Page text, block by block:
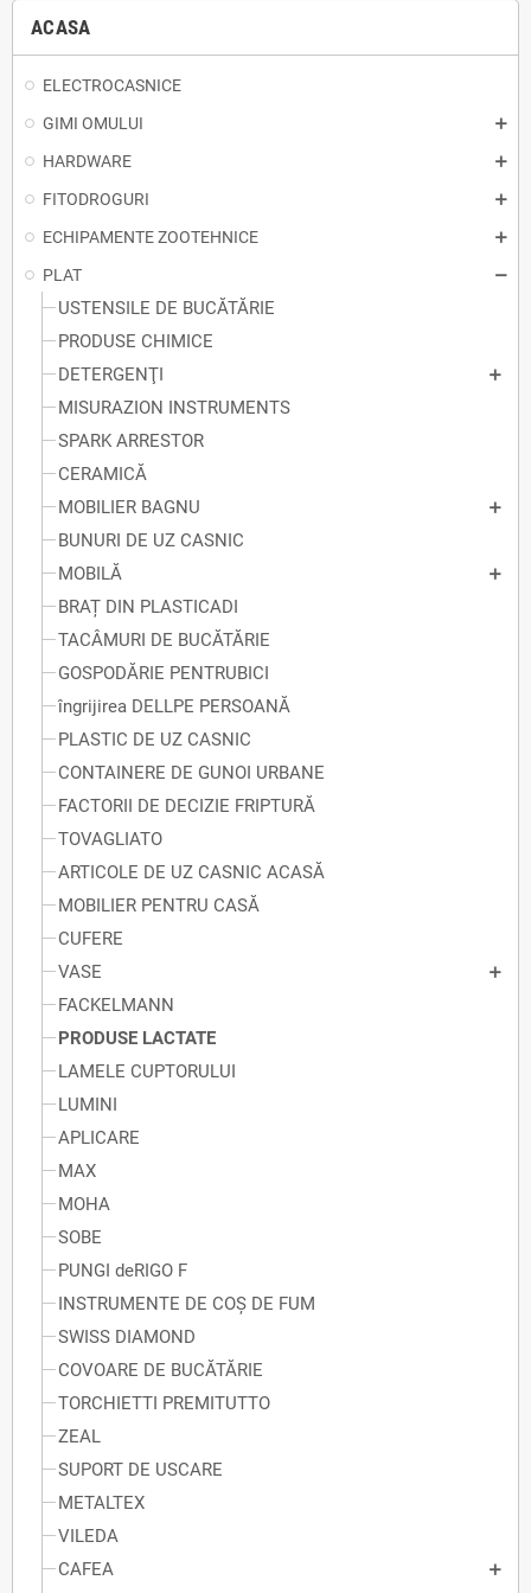
ACASA
ELECTROCASNICE
GIMI OMULUI
HARDWARE
FITODROGURI
ECHIPAMENTE ZOOTEHNICE
PLAT
USTENSILE DE BUCĂTĂRIE
PRODUSE CHIMICE
DETERGENŢI
MISURAZION INSTRUMENTS
SPARK ARRESTOR
CERAMICĂ
MOBILIER BAGNU
BUNURI DE UZ CASNIC
MOBILĂ
BRAȚ DIN PLASTICADI
TACÂMURI DE BUCĂTĂRIE
GOSPODĂRIE PENTRUBICI
îngrijirea DELLPE PERSOANĂ
PLASTIC DE UZ CASNIC
CONTAINERE DE GUNOI URBANE
FACTORII DE DECIZIE FRIPTURĂ
TOVAGLIATO
ARTICOLE DE UZ CASNIC ACASĂ
MOBILIER PENTRU CASĂ
CUFERE
VASE
FACKELMANN
PRODUSE LACTATE
LAMELE CUPTORULUI
LUMINI
APLICARE
MAX
MOHA
SOBE
PUNGI deRIGO F
INSTRUMENTE DE COȘ DE FUM
SWISS DIAMOND
COVOARE DE BUCĂTĂRIE
TORCHIETTI PREMITUTTO
ZEAL
SUPORT DE USCARE
METALTEX
VILEDA
CAFEA